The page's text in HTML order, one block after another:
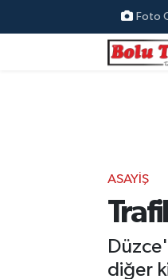
Foto
ASAYIŞ
diğer